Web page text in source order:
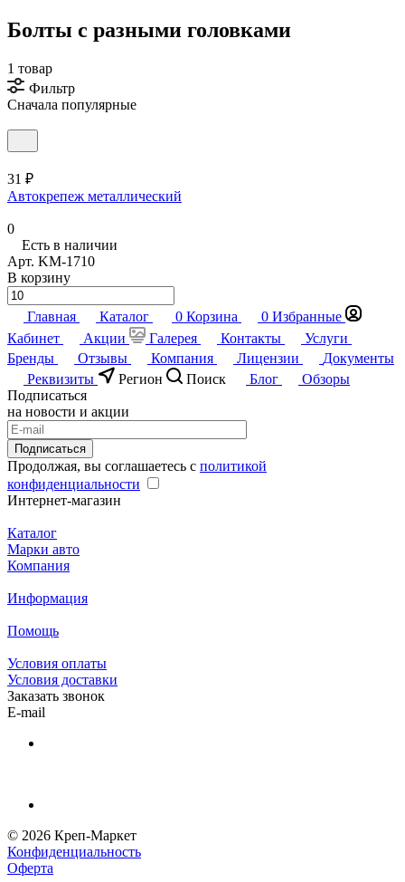
Болты с разными головками
1 товар
Фильтр
Сначала популярные
31 ₽
Автокрепеж металлический
0
Есть в наличии
Арт. KM-1710
В корзину
Главная Каталог 0 Корзина 0 Избранные
Кабинет
Акции Галерея Контакты
Услуги
Бренды
Отзывы Компания Лицензии
Документы
Реквизиты
Регион Поиск Блог
Обзоры
Подписаться
на новости и акции
Подписаться
Продолжая, вы соглашаетесь с политикой
конфиденциальности
Интернет-магазин
Каталог
Марки авто
Компания
Информация
Помощь
Условия оплаты
Условия доставки
Заказать звонок
E-mail
© 2026 Креп-Маркет
Конфиденциальность
Оферта